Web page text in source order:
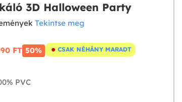
3D Halloween Party
Tekintse meg
FT‎ 50% CSAK NÉHÁNY MARADT
PVC